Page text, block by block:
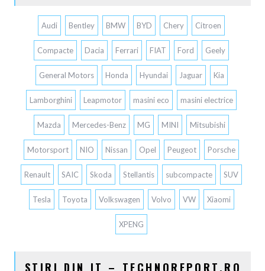
Audi Bentley BMW BYD Chery Citroen
Compacte Dacia Ferrari FIAT Ford Geely
General Motors Honda Hyundai Jaguar Kia
Lamborghini Leapmotor masini eco masini electrice
Mazda Mercedes-Benz MG MINI Mitsubishi
Motorsport NIO Nissan Opel Peugeot Porsche
Renault SAIC Skoda Stellantis subcompacte SUV
Tesla Toyota Volkswagen Volvo VW Xiaomi
XPENG
STIRI DIN IT – TECHNOREPORT.RO